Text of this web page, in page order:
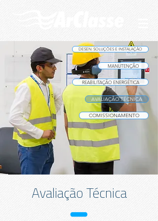
DESEN. SOLUÇÕES E INSTALAÇÃO
MANUTENÇÃO
REABILITAÇÃO ENERGÉTICA
AVALIAÇÃO TÉCNICA
COMISSIONAMENTO
Avaliação Técnica